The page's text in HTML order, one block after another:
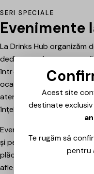
SERI SPECIALE
Evenimente
La Drinks Hub organizăm
dedicate celor care vor
într-o atmosferă relaxată.
ocazie de a explora vinuri,
atent alese, prezentate și
înțelege mai bine stilul,
Evenimentele sunt
și pentru cei care vor pur
plăcută între prieteni, să
afle mai multe despre
Acest site
destinate
Te rugăm să
pentru